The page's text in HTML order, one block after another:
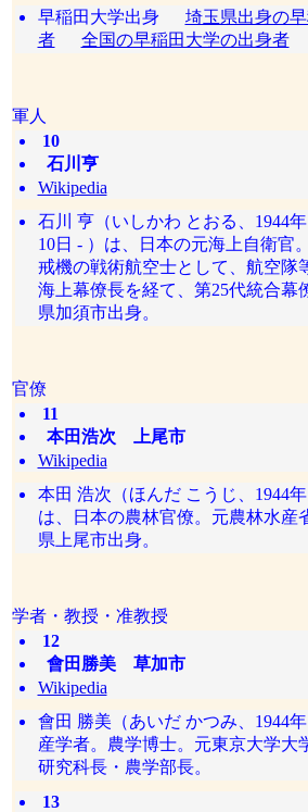
早稲田大学出身 埼玉県出身の
者
全国の早稲田大学の出身者
軍人
10
石川亨
Wikipedia
石川 亨（いしかわ とおる、1944
10日 - ）は、日本の元海上自衛官
戒機の戦術航空士として、航空隊
海上幕僚長を経て、第25代統合幕
県加須市出身。
官僚
11
本田浩次 上尾市
Wikipedia
本田 浩次（ほんだ こうじ、1944年
は、日本の農林官僚。元農林水産
県上尾市出身。
学者・教授・准教授
12
會田勝美 草加市
Wikipedia
會田 勝美（あいだ かつみ、1944
産学者。農学博士。元東京大学大
研究科長・農学部長。
13